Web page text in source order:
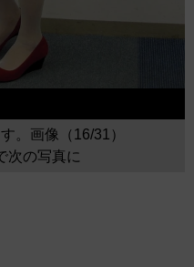
。画像（16/31）
次の写真に